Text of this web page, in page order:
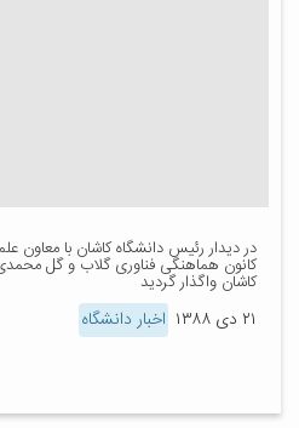
در دیدار رئیس دانشگاه کاشان با معاون
کانون هماهنگی فناوری گلاب و گل
کاشان واگذار گردید
۲۱ دی ۱۳۸۸ اخبار دانشگاه